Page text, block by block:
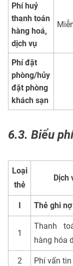
Phí huỷ
thanh toán
hàng hoá,
dịch vụ
Phí đặt
phòng/hủy
đặt phòng
khách sạn
6.3. Biểu
Loại
thẻ
Dịch
I Thẻ ghi
1
Thanh
hàng hóa
2 Phí vấn